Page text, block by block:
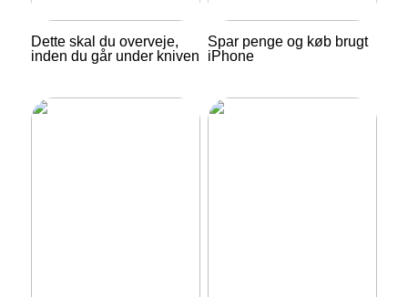
Dette skal du overveje,
inden du går under kniven
Spar penge og køb brugt
iPhone